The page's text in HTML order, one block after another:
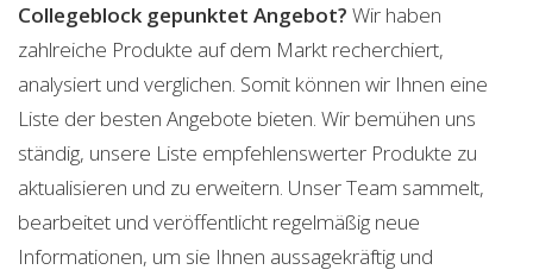
Collegeblock gepunktet Angebot? Wir haben
zahlreiche Produkte auf dem Markt recherchiert,
analysiert und verglichen. Somit können wir Ihnen eine
Liste der besten Angebote bieten. Wir bemühen uns
ständig, unsere Liste empfehlenswerter Produkte zu
aktualisieren und zu erweitern. Unser Team sammelt,
bearbeitet und veröffentlicht regelmäßig neue
Informationen, um sie Ihnen aussagekräftig und